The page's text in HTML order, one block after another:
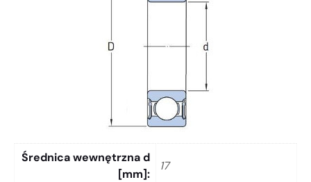
Średnica wewnętrzna d
[mm]
17